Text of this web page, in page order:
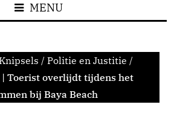
MENU
/ Politie en Justitie /
| Toerist overlijdt tijdens het
bij Baya Beach